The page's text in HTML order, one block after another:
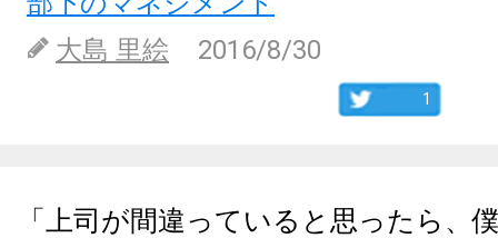
大島 里絵
2016/8/30
1
「上司が間違っていると思ったら、